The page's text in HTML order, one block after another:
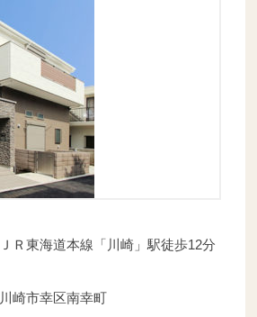
ＪＲ東海道本線「川崎」駅徒歩12分
川崎市幸区南幸町